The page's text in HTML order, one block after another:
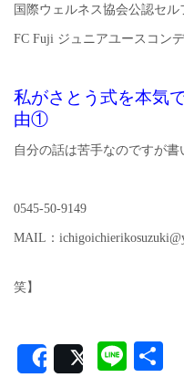
国際ウェルネス協会公認セル
FC Fuji ジュニアユースコン
私がさとう式を本気
由①
自分の話は苦手なのですが
0545-50-9149
MAIL：
笑】
SharePost Line